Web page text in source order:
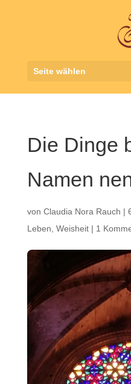
Seite wählen
Die Dinge
Namen
von Claudia Nora Rauch |
Leben Weisheit| 1